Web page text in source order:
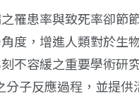
罹患率與致死率卻節
度，增進人類對於生
不容緩之重要學術研
子反應過程，並提供